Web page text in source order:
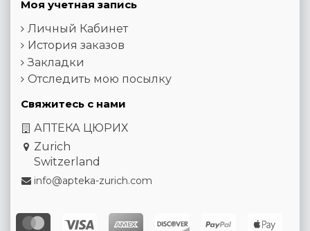
Моя учетная запись
Личный Кабинет
История заказов
Закладки
Отследить мою посылку
Свяжитесь с нами
АПТЕКА ЦЮРИХ
Zurich
Switzerland
info@apteka-zurich.com